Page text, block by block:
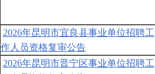
2026年昆明市宜良县事业单位招聘工
作人员资格复审公告
2026年昆明市晋宁区事业单位招聘工